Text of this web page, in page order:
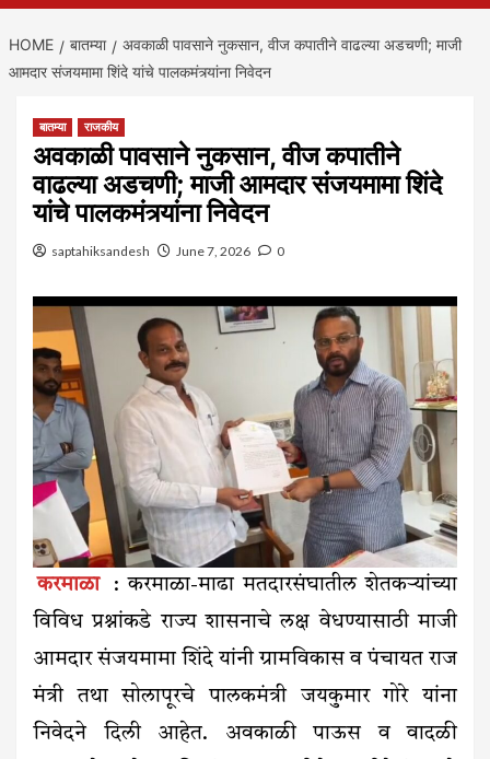
HOME बातम्या
अवकाळी पावसाने नुकसान, वीज कपातीने वाढल्या अडचणी; माजी
आमदार संजयमामा शिंदे यांचे पालकमंत्र्यांना निवेदन
बातम्या राजकीय
अवकाळी पावसाने नुकसान, वीज कपातीने
वाढल्या अडचणी; माजी आमदार संजयमामा शिंदे
यांचे पालकमंत्र्यांना निवेदन
saptahiksandesh June 7, 2026 0
करमाळा
: करमाळा-माढा मतदारसंघातील शेतकऱ्यांच्या
विविध प्रश्नांकडे राज्य शासनाचे लक्ष वेधण्यासाठी माजी
आमदार संजयमामा शिंदे यांनी ग्रामविकास व पंचायत राज
मंत्री तथा सोलापूरचे पालकमंत्री जयकुमार गोरे यांना
निवेदने दिली आहेत. अवकाळी पाऊस व वादळी